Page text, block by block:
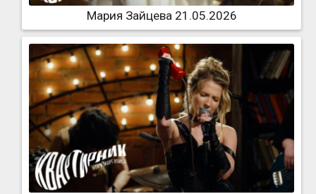
Мария Зайцева 21.05.2026